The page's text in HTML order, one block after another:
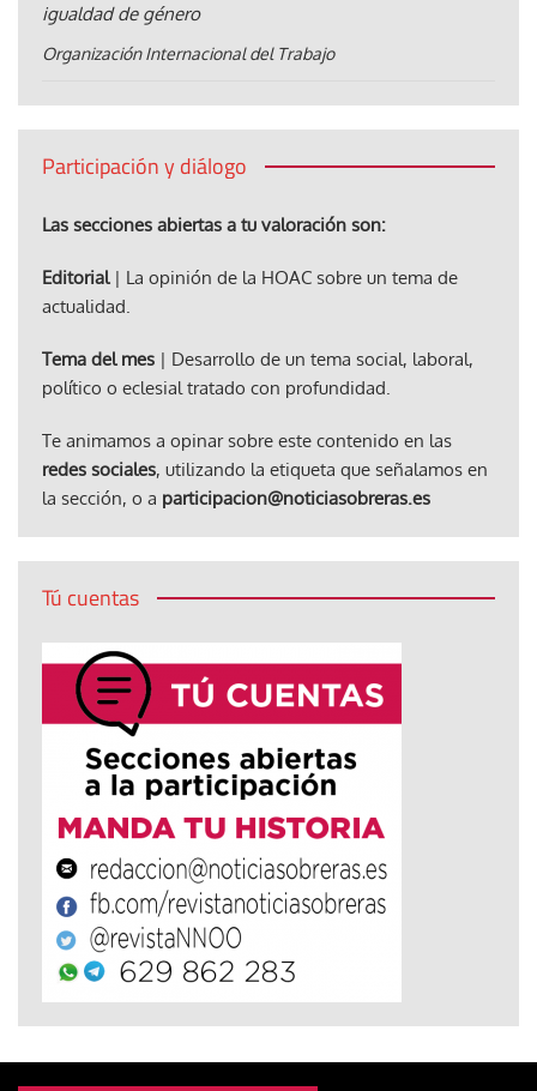
igualdad de género
Organización Internacional del Trabajo
Participación y diálogo
Las secciones abiertas a tu valoración son:
Editorial| La opinión de la HOAC sobre un tema de
actualidad.
Tema del mes | Desarrollo de un tema social, laboral,
político o eclesial tratado con profundidad.
Te animamos a opinar sobre este contenido en las
redes sociales, utilizando la etiqueta que señalamos en
la sección, o a participacion@noticiasobreras.es
Tú cuentas